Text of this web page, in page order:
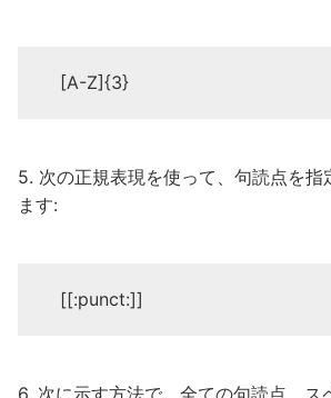
[A-Z]{3}
5. 次の正規表現を使って、句読点を指
ます:
[[:punct:]]
6. 次に示す方法で、全ての句読点、ス